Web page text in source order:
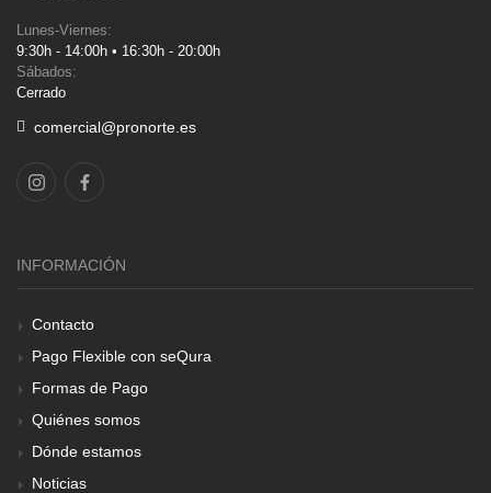
Lunes-Viernes:
9:30h - 14:00h • 16:30h - 20:00h
Sábados:
Cerrado
comercial@pronorte.es
INFORMACIÓN
Contacto
Pago Flexible con seQura
Formas de Pago
Quiénes somos
Dónde estamos
Noticias